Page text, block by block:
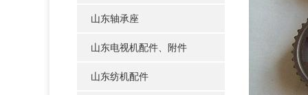
山东轴承座
山东电视机配件、附件
山东纺机配件